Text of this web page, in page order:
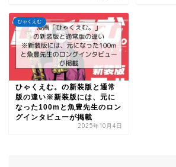
ひゃくえむ
ひゃくえむ。の新装版と通常
版の違い※新装版には、元に
なった100mと魚豊先生のロン
グインタビューが掲載
2025年10月4日